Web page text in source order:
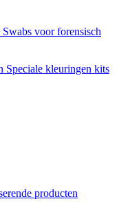
Swabs voor forensisch
Speciale kleuringen kits
producten